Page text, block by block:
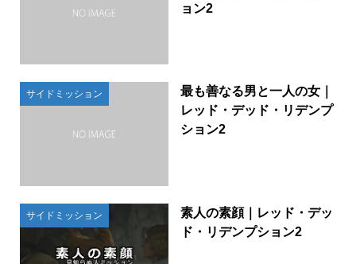
ョン2
サイドミッション
最も善なる男と一人の女｜
レッド・デッド・リデンプ
ション2
サイドミッション
素人の素顔｜レッド・デッ
ド・リデンプション2